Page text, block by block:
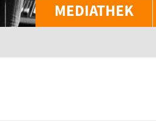
MEDIATHEK